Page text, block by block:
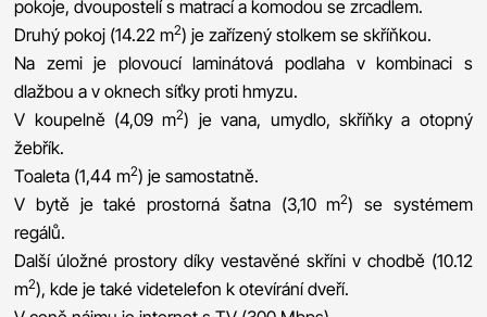
pokoje, dvoupostelí s matrací a komodou se zrcadlem.
Druhý pokoj (14.22 m2) je zařízený stolkem se skříňkou.
Na zemi je plovoucí laminátová podlaha v kombinaci s
dlažbou a v oknech síťky proti hmyzu.
V koupelně (4,09 m2) je vana, umydlo, skříňky a otopný
žebřík.
Toaleta (1,44 m2) je samostatně.
V bytě je také prostorná šatna (3,10 m2) se systémem
regálů.
Další úložné prostory díky vestavěné skříni v chodbě (10.12
m2), kde je také videtelefon k otevírání dveří.